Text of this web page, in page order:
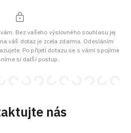
Bez vašeho výslovného souhlasu jej
váš dotaz je zcela zdarma. Odesláním
Po přijetí dotazu se s vámi spojíme
si další postup.
nás